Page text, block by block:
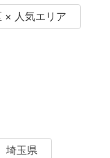
× 人気エリア
埼玉県